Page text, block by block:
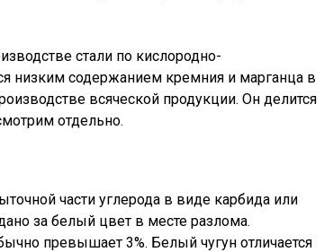
стали по кислородно-
низким содержанием кремния и марганца в
всяческой продукции. Он делится
отдельно.
части углерода в виде карбида или
за белый цвет в месте разлома.
превышает 3%. Белый чугун отличается